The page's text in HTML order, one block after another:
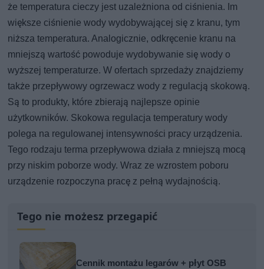
że temperatura cieczy jest uzależniona od ciśnienia. Im
większe ciśnienie wody wydobywającej się z kranu, tym
niższa temperatura. Analogicznie, odkręcenie kranu na
mniejszą wartość powoduje wydobywanie się wody o
wyższej temperaturze. W ofertach sprzedaży znajdziemy
także przepływowy ogrzewacz wody z regulacją skokową.
Są to produkty, które zbierają najlepsze opinie
użytkowników. Skokowa regulacja temperatury wody
polega na regulowanej intensywności pracy urządzenia.
Tego rodzaju terma przepływowa działa z mniejszą mocą
przy niskim poborze wody. Wraz ze wzrostem poboru
urządzenie rozpoczyna pracę z pełną wydajnością.
Tego nie możesz przegapić
Cennik montażu legarów + płyt OSB